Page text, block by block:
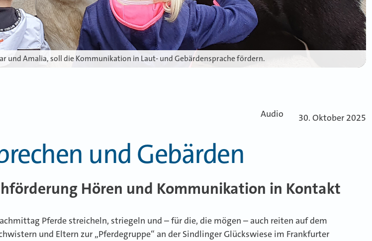
und Amalia, soll die Kommunikation in Laut- und Gebärdensprache fördern.
30. Oktober 2025
Audio
und Gebärden
Hören und Kommunikation in Kontakt
Pferde streicheln, striegeln und – für die, die mögen – auch reiten auf dem
und Eltern zur „Pferdegruppe“ an der Sindlinger Glückswiese im Frankfurter